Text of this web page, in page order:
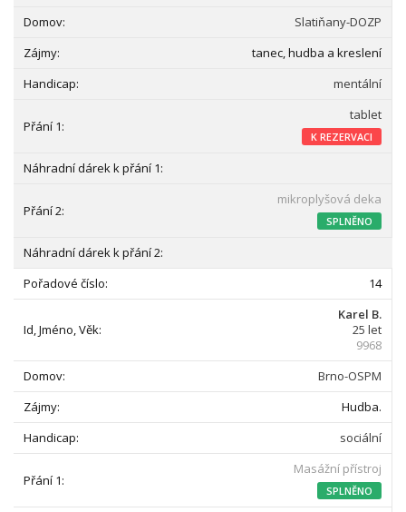
Slatiňany-DOZP
tanec, hudba a kreslení
mentální
tablet
K REZERVACI
mikroplyšová deka
SPLNĚNO
14
Karel B.
25 let
9968
Brno-OSPM
Hudba.
sociální
Masážní přístroj
SPLNĚNO